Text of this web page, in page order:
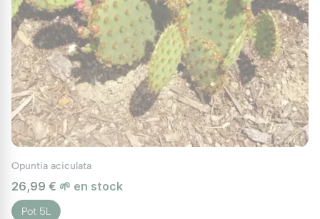
Opuntia aciculata
26,99 € 🌱 en stock
Pot 5L